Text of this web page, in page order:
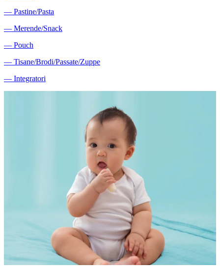
― Pastine/Pasta
― Merende/Snack
― Pouch
― Tisane/Brodi/Passate/Zuppe
― Integratori